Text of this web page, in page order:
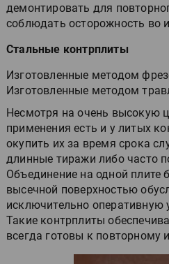
демонтировать для
соблюдать осторожность во
Стальные контрплиты
Изготовленные методом
Изготовленные методом
Несмотря на очень высокую
применения есть и у литых
окупить их за время срока
длинные тиражи либо часто
Объединение на одной плите
высечной поверхностью
исключительно оперативную
Такие контрплиты
всегда готовы к повторному